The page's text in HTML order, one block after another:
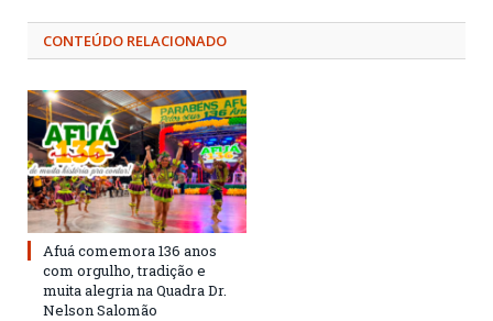
CONTEÚDO RELACIONADO
Afuá comemora 136 anos
com orgulho, tradição e
muita alegria na Quadra Dr.
Nelson Salomão